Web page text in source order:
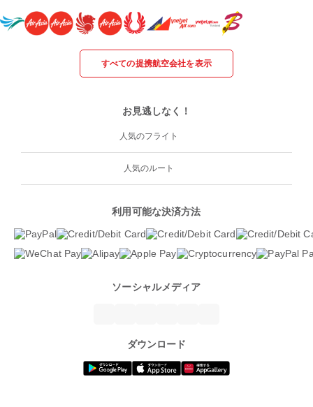
すべての提携航空会社を表示
お見逃しなく！
人気のフライト
人気のルート
利用可能な決済方法
ソーシャルメディア
ダウンロード